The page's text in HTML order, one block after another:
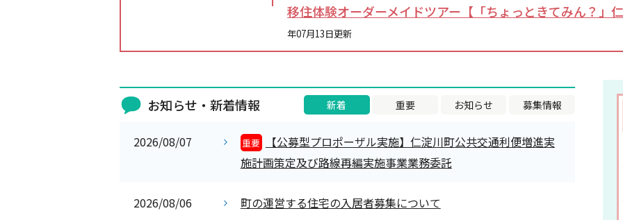
移住体験オーダーメイドツアー【「ちょっときてみん？」
年07月13日更新
お知らせ・新着情報 新着 重要 お知らせ 募集情報
2026/08/07 重要
【公募型プロポーザル実施】仁淀川町公共交通利便増進実
施計画策定及び路線再編実施事業業務委託
2026/08/06 町の運営する住宅の入居者募集について